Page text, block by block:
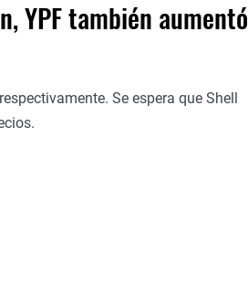
YPF también aumentó
Se espera que Shell